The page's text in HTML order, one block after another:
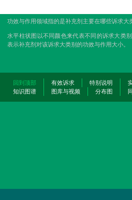
功效与作用领域指的是补充剂主要在哪些诉求大
水平柱状图以不同颜色来代表不同的诉求大类
表示补充剂对该诉求大类别的功效与作用大小。
回到顶部 有效诉求 特别说明
知识图谱
图库与视频 分布图